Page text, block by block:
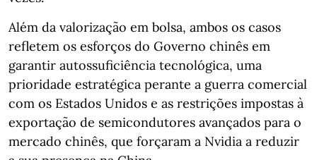
Além da valorização em bolsa, ambos os casos
refletem os esforços do Governo chinês em
garantir autossuficiência tecnológica, uma
prioridade estratégica perante a guerra comercial
com os Estados Unidos e as restrições impostas à
exportação de semicondutores avançados para o
mercado chinês, que forçaram a Nvidia a reduzir